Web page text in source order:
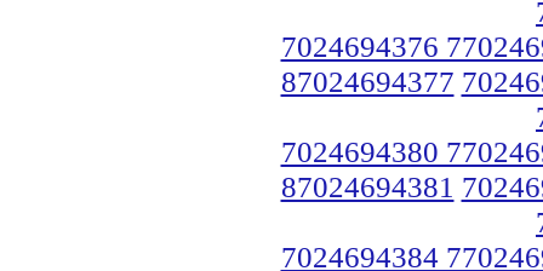
7024694376
87024694377
7024694380
87024694381
7024694384